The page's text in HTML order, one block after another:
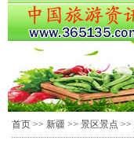
首页 >> 新疆 >> 景区景点 >>